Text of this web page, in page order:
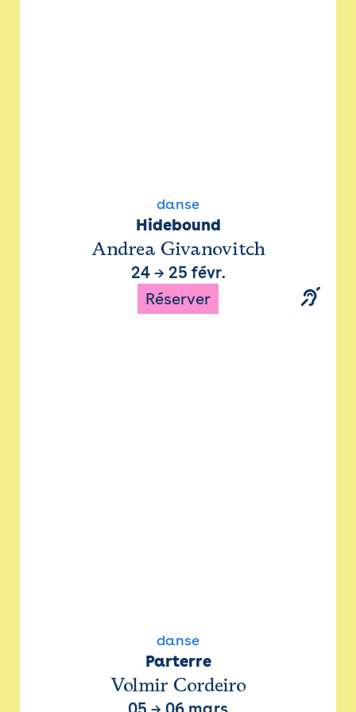
danse
Hidebound
Andrea Givanovitch
24→ 25 févr.
Réserver
danse
Parterre
Volmir Cordeiro